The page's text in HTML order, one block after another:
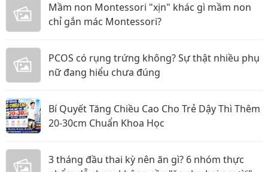
Mầm non Montessori "xịn" khác gì mầm non
chỉ gắn mác Montessori?
PCOS có rụng trứng không? Sự thật nhiều phụ
nữ đang hiểu chưa đúng
Bí Quyết Tăng Chiều Cao Cho Trẻ Dậy Thì Thêm
20-30cm Chuẩn Khoa Học
3 tháng đầu thai kỳ nên ăn gì? 6 nhóm thực